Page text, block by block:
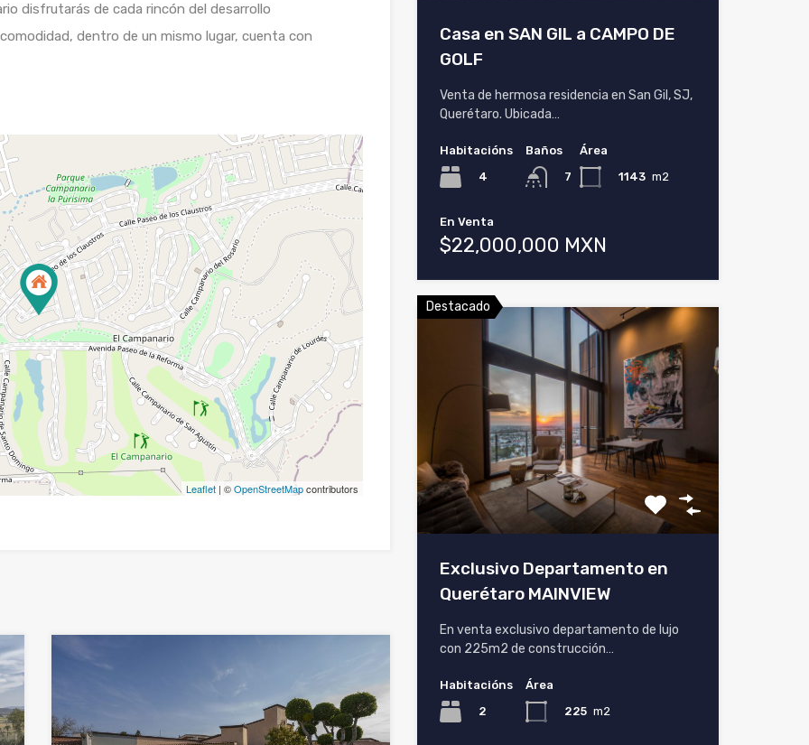
disfrutarás de cada rincón del desarrollo
dentro de un mismo lugar, cuenta con
Leaflet| ©OpenStreetMapcontributors
Casa en SAN GIL a CAMPO DE
GOLF
Venta de hermosa residencia en San Gil, SJ,
Querétaro. Ubicada…
Habitacións
4
Baños
7
Área
1143 m2
En Venta
$22,000,000 MXN
Destacado
Exclusivo Departamento en
Querétaro MAINVIEW
En venta exclusivo departamento de lujo
con 225m2 de construcción…
Habitacións
2
Área
225 m2